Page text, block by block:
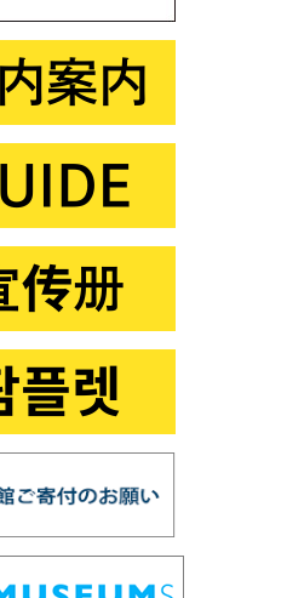
「ふしぎな形にだまされる
治」
星空オールナイト」
火星・土星・冥王星ツア
ファミリータイム」
×化学」
銀河の世界」
星の誕生」
大冒険」
」